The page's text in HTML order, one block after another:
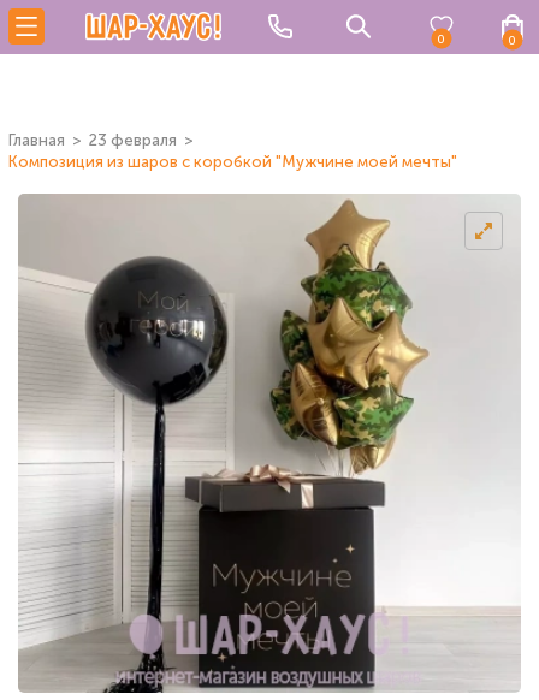
0 0
Главная
23 февраля
Композиция из шаров с коробкой "Мужчине моей мечты"